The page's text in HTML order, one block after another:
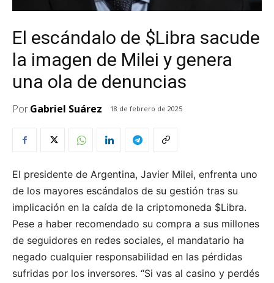
El escándalo de $Libra sacude
la imagen de Milei y genera
una ola de denuncias
PorGabriel Suárez 18 de febrero de 2025
El presidente de Argentina, Javier Milei, enfrenta uno
de los mayores escándalos de su gestión tras su
implicación en la caída de la criptomoneda $Libra.
Pese a haber recomendado su compra a sus millones
de seguidores en redes sociales, el mandatario ha
negado cualquier responsabilidad en las pérdidas
sufridas por los inversores. “Si vas al casino y perdés